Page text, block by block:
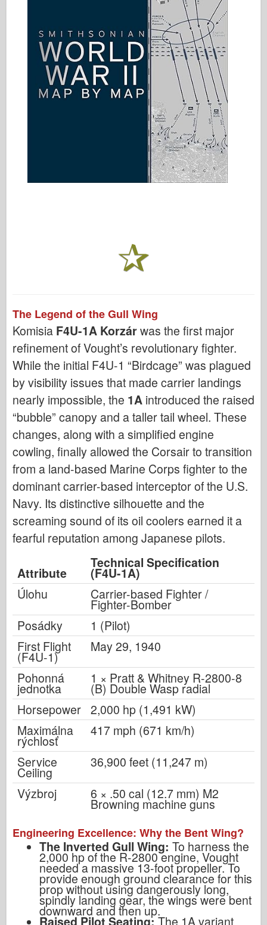
The Legend of the Gull Wing
Komisia F4U-1A Korzárwas the first major
refinement of Vought’s revolutionary fighter.
While the initial F4U-1 “Birdcage” was plagued
by visibility issues that made carrier landings
nearly impossible, the 1A introduced the raised
“bubble” canopy and a taller tail wheel. These
changes, along with a simplified engine
cowling, finally allowed the Corsair to transition
from a land-based Marine Corps fighter to the
dominant carrier-based interceptor of the U.S.
Navy. Its distinctive silhouette and the
screaming sound of its oil coolers earned it a
fearful reputation among Japanese pilots.
Attribute
Technical Specification
(F4U-1A)
Úlohu
Carrier-based Fighter /
Fighter-Bomber
Posádky
1 (Pilot)
First Flight
(F4U-1)
May 29, 1940
Pohonná
jednotka
1 × Pratt & Whitney R-2800-8
(B) Double Wasp radial
Horsepower 2,000 hp (1,491 kW)
Maximálna
rýchlosť
417 mph (671 km/h)
Service
Ceiling
36,900 feet (11,247 m)
Výzbroj
6 × .50 cal (12.7 mm) M2
Browning machine guns
Engineering Excellence: Why the Bent Wing?
The Inverted Gull Wing: To harness the
2,000 hp of the R-2800 engine, Vought
needed a massive 13-foot propeller. To
provide enough ground clearance for this
prop without using dangerously long,
spindly landing gear, the wings were bent
downward and then up.
Raised Pilot Seating: The 1A variant